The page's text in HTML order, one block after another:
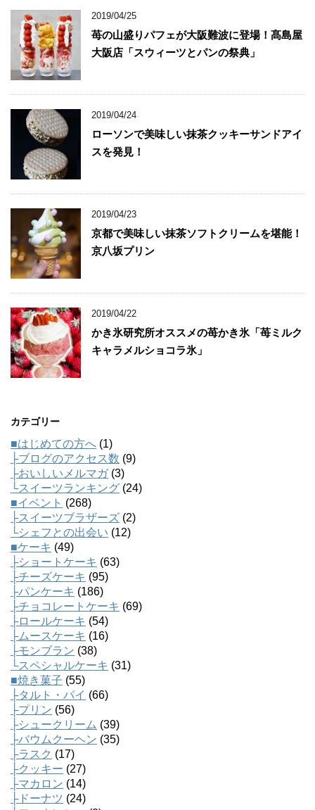
2019/04/25
苺の山盛りパフェが大阪難波に登場！髙島屋
大阪店「スウィーツとパンの祭典」
2019/04/24
ローソンで美味しい抹茶クッキーサンドアイ
スを発見！
2019/04/23
京都で美味しい抹茶ソフトクリームを堪能！
京八坂プリン
2019/04/22
かき氷研究所オススメの苺かき氷「苺ミルク
キャラメルショコラ氷」
カテゴリー
■はじめての方へ (1)
├ブログのアクセス数 (9)
├おいしいメルマガ(3)
└スイーツランキング (24)
■イベント (268)
├スイーツブラザーズ (2)
└シェフとの出会い (12)
■ケーキ (49)
├ショートケーキ (63)
├チーズケーキ (95)
├パンケーキ (186)
├チョコレートケーキ (69)
├ロールケーキ (54)
├ムースケーキ (16)
├モンブラン (38)
└スペシャルケーキ (31)
■焼き菓子 (55)
├タルト・パイ (66)
├プリン (56)
├シュークリーム (39)
├バウムクーヘン (35)
├ラスク (17)
├クッキー (27)
├マカロン (14)
├ドーナツ (24)